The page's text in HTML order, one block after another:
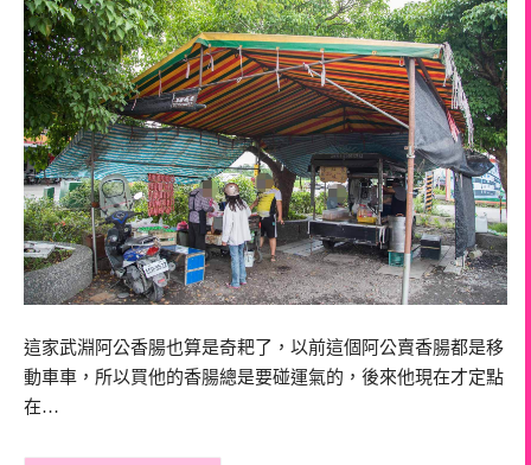
這家武淵阿公香腸也算是奇耙了，以前這個阿公賣香腸都是移
動車車，所以買他的香腸總是要碰運氣的，後來他現在才定點
在…